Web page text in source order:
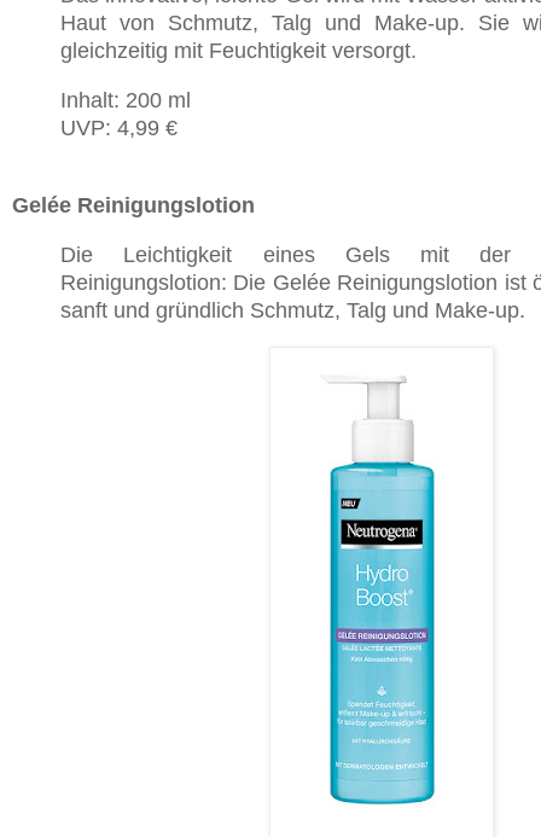
Haut von Schmutz, Talg und Make-up. Sie
gleichzeitig mit Feuchtigkeit versorgt.
Inhalt: 200 ml
UVP: 4,99 €
Gelée Reinigungslotion
Die Leichtigkeit eines Gels mit der
Reinigungslotion: Die Gelée Reinigungslotion ist
sanft und gründlich Schmutz, Talg und Make-up.